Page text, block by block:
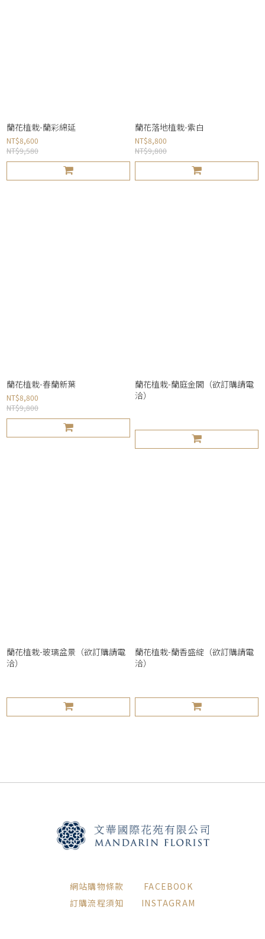
蘭花植栽-蘭彩綿延
NT$8,600
NT$9,580
蘭花落地植栽-紫白
NT$8,800
NT$9,800
蘭花植栽-春蘭新葉
NT$8,800
NT$9,800
蘭花植栽-蘭庭金閣（欲訂購請電
洽）
蘭花植栽-玻璃盆景（欲訂購請電
洽）
蘭花植栽-蘭香盛綻（欲訂購請電
洽）
網站購物條款
訂購流程須知
FACEBOOK
INSTAGRAM